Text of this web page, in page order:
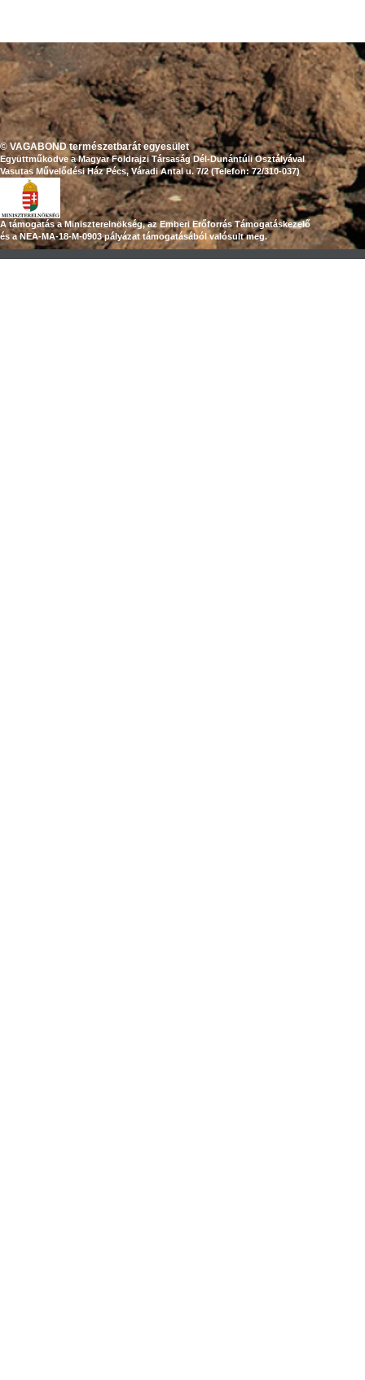
© VAGABOND természetbarát egyesület
Együttműködve a Magyar Földrajzi Társaság Dél-Dunántúli Osztályával
Vasutas Művelődési Ház Pécs, Váradi Antal u. 7/2 (Telefon: 72/310-037)
A támogatás a Miniszterelnökség, az Emberi Erőforrás Támogatáskezelő
és a NEA-MA-18-M-0903 pályázat támogatásából valósult meg.